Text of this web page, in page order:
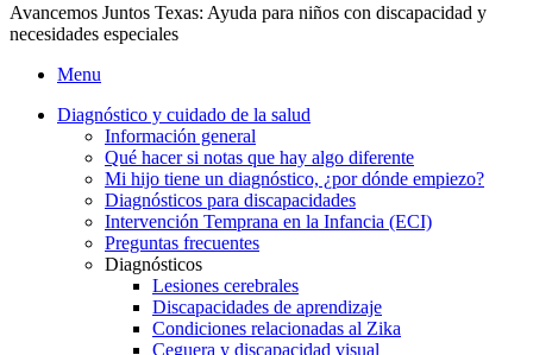
Avancemos Juntos Texas: Ayuda para niños con discapacidad y
necesidades especiales
Menu
Diagnóstico y cuidado de la salud
Información general
Qué hacer si notas que hay algo diferente
Mi hijo tiene un diagnóstico, ¿por dónde empiezo?
Diagnósticos para discapacidades
Intervención Temprana en la Infancia (ECI)
Preguntas frecuentes
Diagnósticos
Lesiones cerebrales
Discapacidades de aprendizaje
Condiciones relacionadas al Zika
Ceguera y discapacidad visual